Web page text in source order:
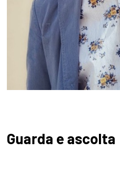
Guarda e ascolta